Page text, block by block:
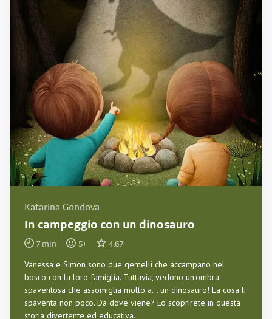
Katarina Gondova
In campeggio con un dinosauro
7min 5+ 4.67
Vanessa e Simon sono due gemelli che accampano nel
bosco con la loro famiglia. Tuttavia, vedono un'ombra
spaventosa che assomiglia molto a... un dinosauro! La cosa li
spaventa non poco. Da dove viene? Lo scoprirete in questa
storia divertente ed educativa.